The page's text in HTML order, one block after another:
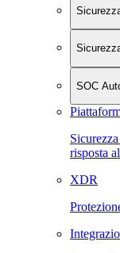
SOC
risposta
XDR